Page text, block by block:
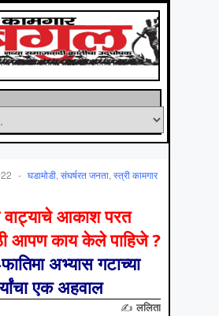
- घडामोडी, संघर्षरत जनता, स्त्री कामगार
आकाश परत
आपण काय केले पाहिजे ?
अभ्यास गटाच्या
एक अहवाल
✍ ललिता